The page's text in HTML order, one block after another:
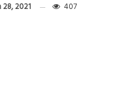
28, 2021
407